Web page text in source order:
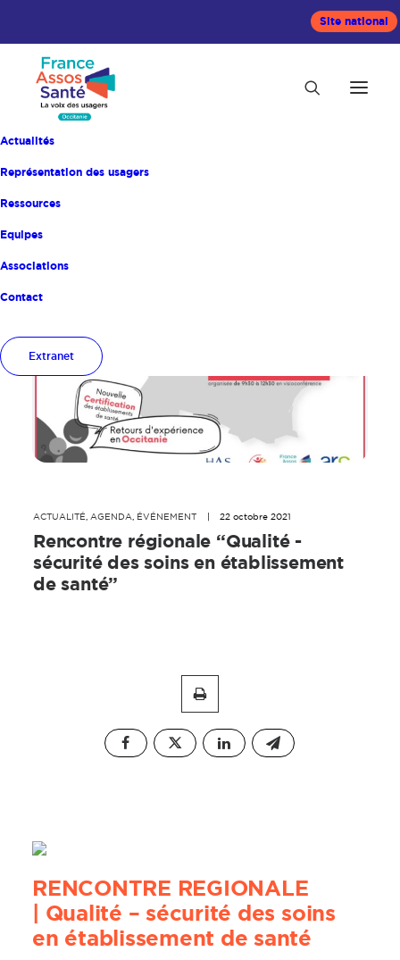
Site national
Actualités
Représentation des usagers
Ressources
Equipes
Associations
Contact
Extranet
ACTUALITÉ AGENDA ÉVÉNEMENT 22 octobre 2021
Rencontre régionale “Qualité -
sécurité des soins en établissement
de santé”
RENCONTRE REGIONALE
| Qualité – sécurité des soins
en établissement de santé